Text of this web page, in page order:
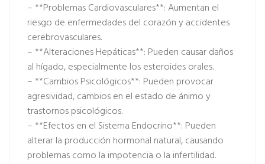
– **Problemas Cardiovasculares**: Aumentan el
riesgo de enfermedades del corazón y accidentes
cerebrovasculares.
– **Alteraciones Hepáticas**: Pueden causar daños
al hígado, especialmente los esteroides orales.
– **Cambios Psicológicos**: Pueden provocar
agresividad, cambios en el estado de ánimo y
trastornos psicológicos.
– **Efectos en el Sistema Endocrino**: Pueden
alterar la producción hormonal natural, causando
problemas como la impotencia o la infertilidad.